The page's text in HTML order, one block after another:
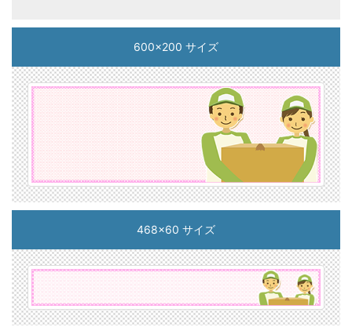
600x200 サイズ
468x60 サイズ